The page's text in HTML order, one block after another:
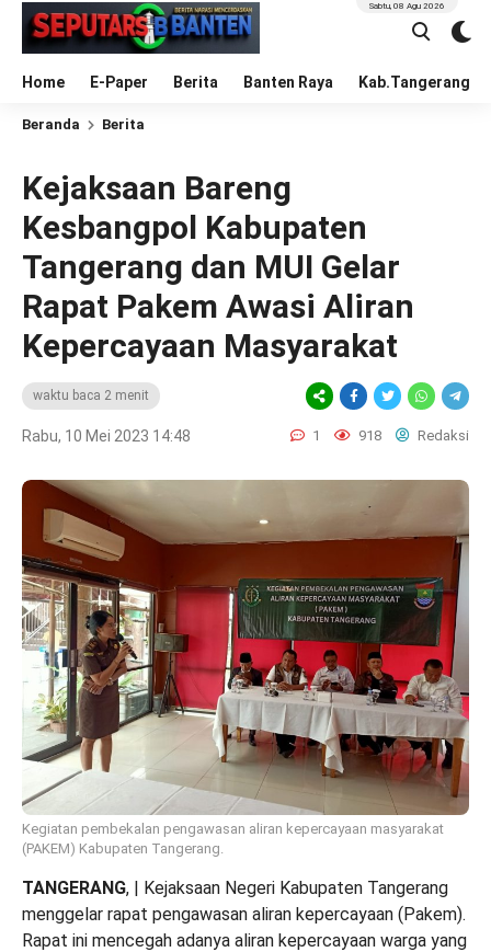
Home E-Paper Berita Banten Raya Kab.Tangerang
Sabtu, 08 Agu 2026
Beranda Berita
Kejaksaan Bareng
Kesbangpol Kabupaten
Tangerang dan MUI Gelar
Rapat Pakem Awasi Aliran
Kepercayaan Masyarakat
waktu baca 2 menit
Rabu, 10 Mei 2023 14:48 1 918 Redaksi
Kegiatan pembekalan pengawasan aliran kepercayaan masyarakat
(PAKEM) Kabupaten Tangerang.
TANGERANG, | Kejaksaan Negeri Kabupaten Tangerang
menggelar rapat pengawasan aliran kepercayaan (Pakem).
Rapat ini mencegah adanya aliran kepercayaan warga yang